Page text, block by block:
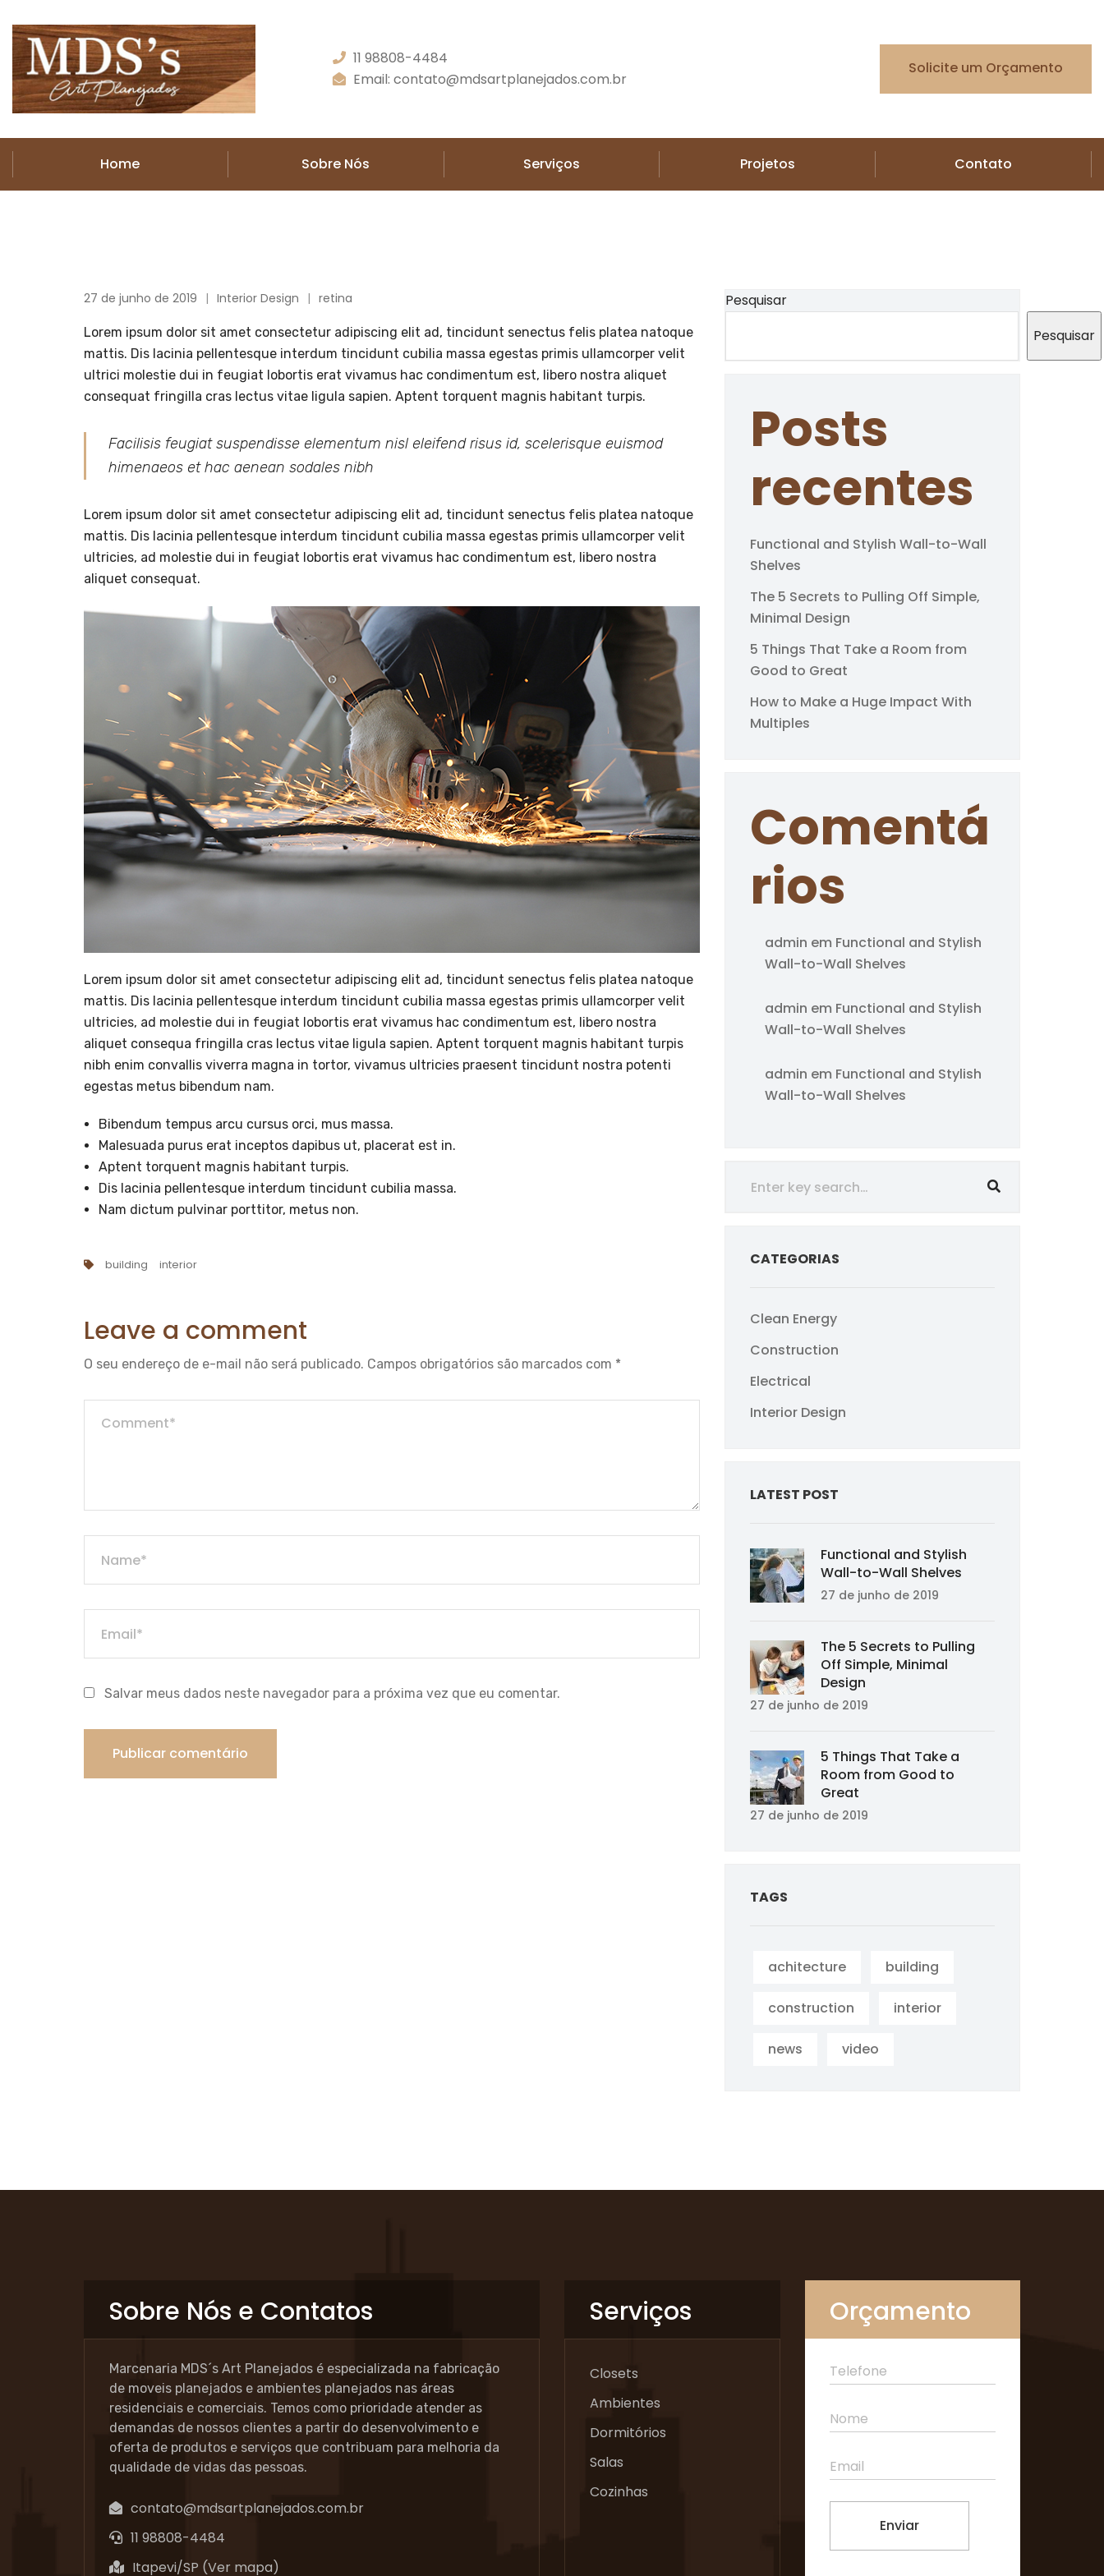
11 98808-4484
Email: contato@mdsartplanejados.com.br
Solicite um Orçamento
Home Sobre Nós Serviços Projetos Contato
27 de junho de 2019 Interior Design retina
Lorem ipsum dolor sit amet consectetur adipiscing elit ad, tincidunt senectus felis platea natoque
mattis. Dis lacinia pellentesque interdum tincidunt cubilia massa egestas primis ullamcorper velit
ultrici molestie dui in feugiat lobortis erat vivamus hac condimentum est, libero nostra aliquet
consequat fringilla cras lectus vitae ligula sapien. Aptent torquent magnis habitant turpis.
Facilisis feugiat suspendisse elementum nisl eleifend risus id, scelerisque euismod
himenaeos et hac aenean sodales nibh
Lorem ipsum dolor sit amet consectetur adipiscing elit ad, tincidunt senectus felis platea natoque
mattis. Dis lacinia pellentesque interdum tincidunt cubilia massa egestas primis ullamcorper velit
ultricies, ad molestie dui in feugiat lobortis erat vivamus hac condimentum est, libero nostra
aliquet consequat.
Lorem ipsum dolor sit amet consectetur adipiscing elit ad, tincidunt senectus felis platea natoque
mattis. Dis lacinia pellentesque interdum tincidunt cubilia massa egestas primis ullamcorper velit
ultricies, ad molestie dui in feugiat lobortis erat vivamus hac condimentum est, libero nostra
aliquet consequa fringilla cras lectus vitae ligula sapien. Aptent torquent magnis habitant turpis
nibh enim convallis viverra magna in tortor, vivamus ultricies praesent tincidunt nostra potenti
egestas metus bibendum nam.
Bibendum tempus arcu cursus orci, mus massa.
Malesuada purus erat inceptos dapibus ut, placerat est in.
Aptent torquent magnis habitant turpis.
Dis lacinia pellentesque interdum tincidunt cubilia massa.
Nam dictum pulvinar porttitor, metus non.
building interior
Leave a comment
O seu endereço de e-mail não será publicado. Campos obrigatórios são marcados com *
Salvar meus dados neste navegador para a próxima vez que eu comentar.
Pesquisar
Pesquisar
Posts
recentes
Functional and Stylish Wall-to-Wall
Shelves
The 5 Secrets to Pulling Off Simple,
Minimal Design
5 Things That Take a Room from
Good to Great
How to Make a Huge Impact With
Multiples
Comentá
rios
admin em Functional and Stylish
Wall-to-Wall Shelves
admin em Functional and Stylish
Wall-to-Wall Shelves
admin em Functional and Stylish
Wall-to-Wall Shelves
CATEGORIAS
Clean Energy
Construction
Electrical
Interior Design
LATEST POST
Functional and Stylish
Wall-to-Wall Shelves
27 de junho de 2019
The 5 Secrets to Pulling
Off Simple, Minimal
Design
27 de junho de 2019
5 Things That Take a
Room from Good to
Great
27 de junho de 2019
TAGS
achitecture building
construction interior
news video
Sobre Nós e Contatos
Marcenaria MDS´s Art Planejados é especializada na fabricação
de moveis planejados e ambientes planejados nas áreas
residenciais e comerciais. Temos como prioridade atender as
demandas de nossos clientes a partir do desenvolvimento e
oferta de produtos e serviços que contribuam para melhoria da
qualidade de vidas das pessoas.
contato@mdsartplanejados.com.br
11 98808-4484
Itapevi/SP (Ver mapa)
Serviços
Closets
Ambientes
Dormitórios
Salas
Cozinhas
Orçamento